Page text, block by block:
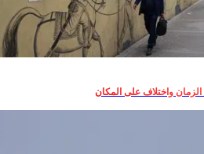
واختلاف على المكان